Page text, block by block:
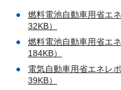
燃料電池自動車用省エ
32KB）
燃料電池自動車用省エ
184KB）
電気自動車用省エネレ
39KB）